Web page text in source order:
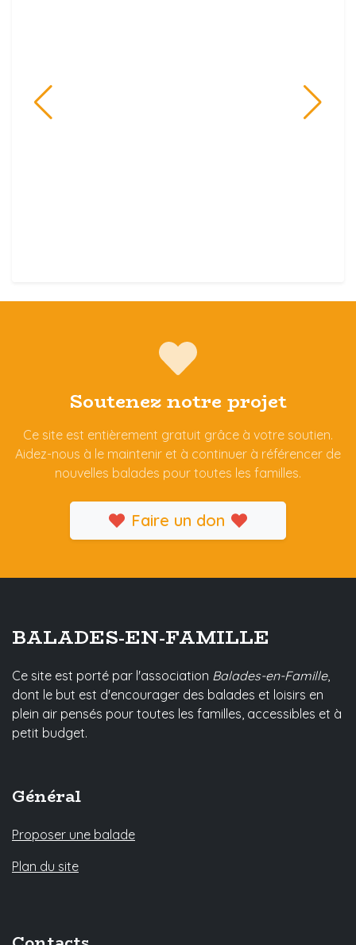
Soutenez notre projet
Ce site est entièrement gratuit grâce à votre soutien.
Aidez-nous à le maintenir et à continuer à référencer de
nouvelles balades pour toutes les familles.
Faire un don
BALADES-EN-FAMILLE
Ce site est porté par l'association Balades-en-Famille,
dont le but est d'encourager des balades et loisirs en
plein air pensés pour toutes les familles, accessibles et à
petit budget.
Général
Proposer une balade
Plan du site